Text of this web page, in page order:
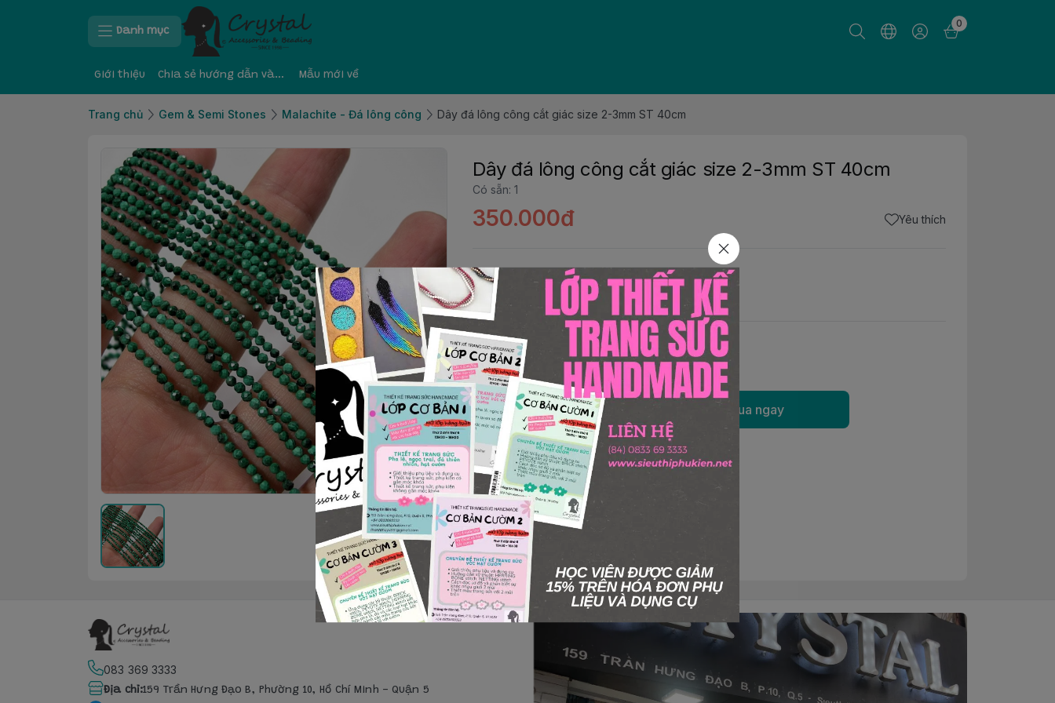
Danh mục
0
Giới thiệu Chia sẻ hướng dẫn và kinh nghiệm Mẫu mới về
Trang chủ Gem & Semi Stones Malachite - Đá lông công Dây đá lông công cắt giác size 2-3mm ST 40cm
Dây đá lông công cắt giác size 2-3mm ST 40cm
Có sẵn: 1
350.000đ Yêu thích
Đơn vị:
Dây
Số lượng
Thêm giỏ hàng Mua ngay
083 369 3333
Địa chỉ:159 Trần Hưng Đạo B, Phường 10, Hồ Chí Minh - Quận 5